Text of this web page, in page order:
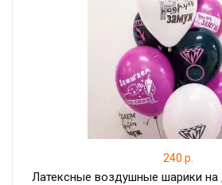
240 р.
Латексные воздушные шарики на